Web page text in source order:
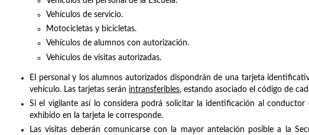
Vehículos de servicio.
Motocicletas y bicicletas.
Vehículos de alumnos con autorización.
Vehículos de visitas autorizadas.
El personal y los alumnos autorizados dispondrán de una tarjeta
vehículo. Las tarjetas serán intransferibles, estando asociado el código de
Si el vigilante así lo considera podrá solicitar la identificación al
exhibido en la tarjeta le corresponde.
Las visitas deberán comunicarse con la mayor antelación posible a la